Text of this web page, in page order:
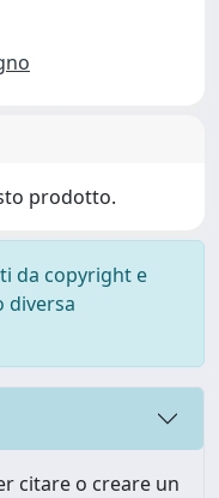
prodotto.
da copyright e
diversa
citare o creare un